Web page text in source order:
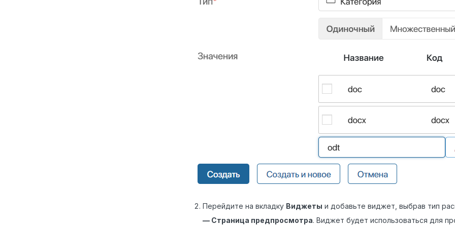
Перейдите на вкладку Виджеты и добавьте виджет, выбрав тип
— Страница предпросмотра. Виджет будет использоваться для